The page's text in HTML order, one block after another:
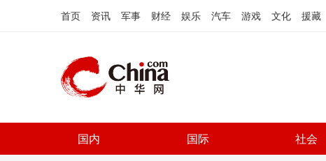
首页 资讯 军事 财经 娱乐 汽车 游戏 文化 援藏
国内 国际 社会